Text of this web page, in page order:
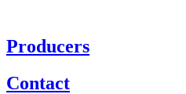
Producers
Contact